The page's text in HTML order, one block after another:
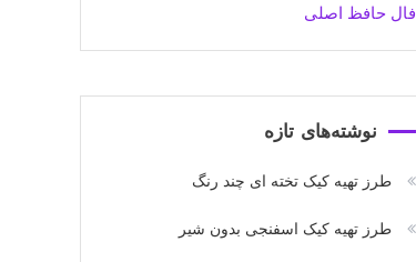
فال حافظ اصلی
نوشته‌های تازه
طرز تهیه کیک تخته ای چند رنگ
طرز تهیه کیک اسفنجی بدون شیر